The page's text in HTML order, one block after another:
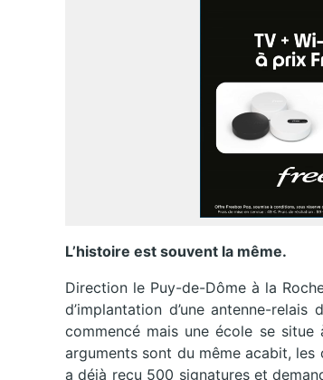
L’histoire est souvent la même.
Direction le Puy-de-Dôme à la
d’implantation d’une antenne-
commencé mais une école se
arguments sont du même acabit,
a déjà reçu 500 signatures et